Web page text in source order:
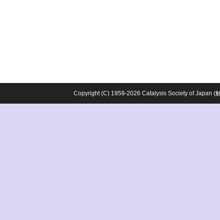
Copyright (C) 1959-2026 Catalysis Society of Japan (